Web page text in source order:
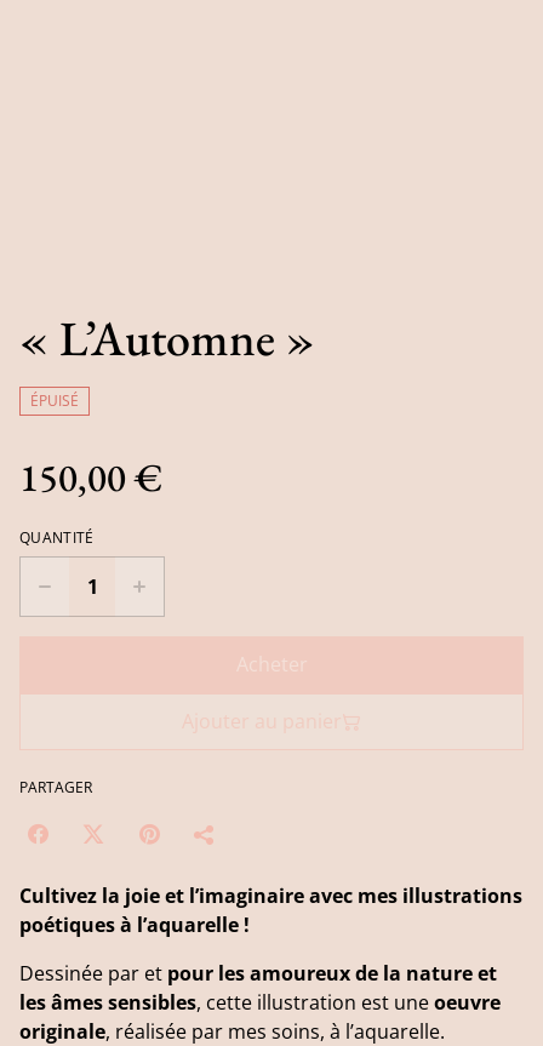
« L’Automne »
ÉPUISÉ
150,00 €
QUANTITÉ
Acheter
PARTAGER
Cultivez la joie et l’imaginaire avec mes illustrations
poétiques à l’aquarelle !
Dessinée par et pour les amoureux de la nature et
les âmes sensibles, cette illustration est uneoeuvre
originale, réalisée par mes soins, à l’aquarelle.